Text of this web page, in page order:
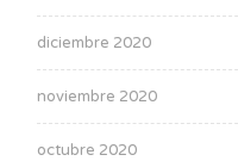
diciembre 2020
noviembre 2020
octubre 2020